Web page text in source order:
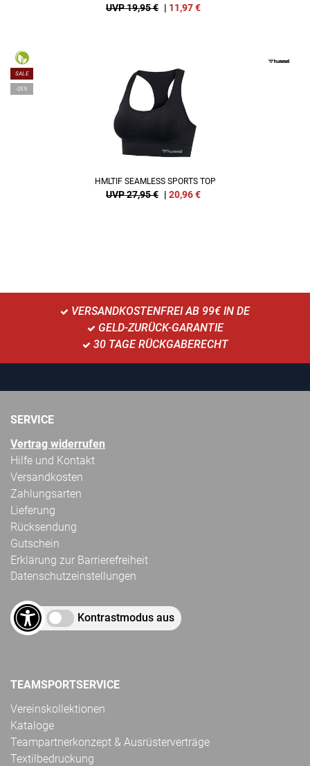
UVP 19,95 € | 11,97€
SALE
-25%
HMLTIF SEAMLESS SPORTS TOP
UVP 27,95 € | 20,96€
VERSANDKOSTENFREI AB 99€ IN DE
GELD-ZURÜCK-GARANTIE
30 TAGE RÜCKGABERECHT
SERVICE
Vertrag widerrufen
Hilfe und Kontakt
Versandkosten
Zahlungsarten
Lieferung
Rücksendung
Gutschein
Erklärung zur Barrierefreiheit
Datenschutzeinstellungen
Kontrastmodus aus
TEAMSPORTSERVICE
Vereinskollektionen
Kataloge
Teampartnerkonzept & Ausrüsterverträge
Textilbedruckung